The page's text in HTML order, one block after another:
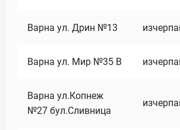
Варна ул. Дрин №13
Варна ул. Мир №35 В
Варна ул.Копнеж
№27 бул.Сливница